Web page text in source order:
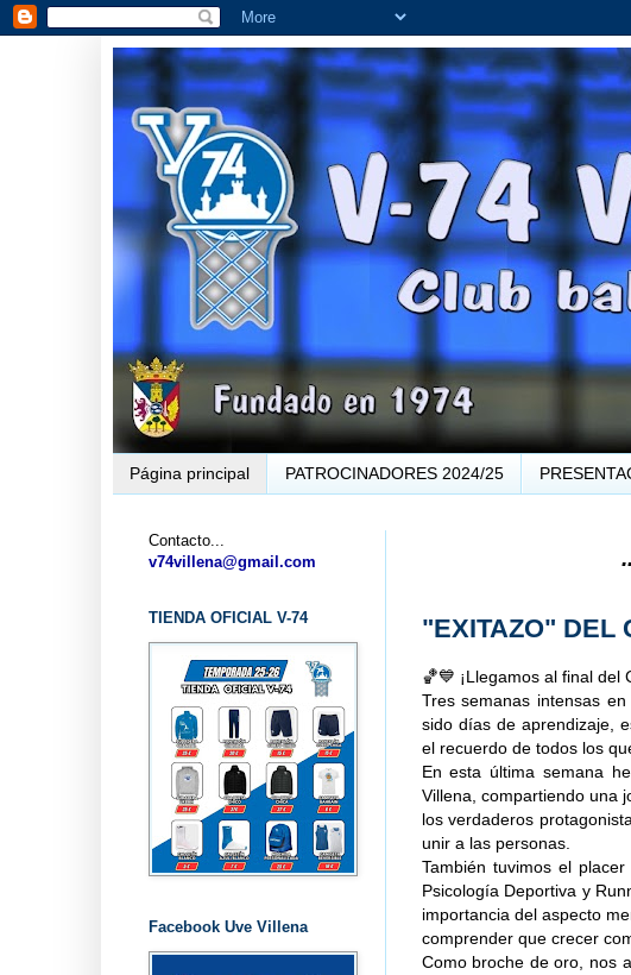
Página principal PATROCINADORES 2024/25
... CLUB
"EXITAZO" DEL
🏀💙 ¡Llegamos al final
Tres semanas intensas
sido días de aprendizaje,
el recuerdo de todos los
En esta última semana
Villena, compartiendo una
los verdaderos
unir a las personas.
También tuvimos el
Psicología Deportiva y
importancia del aspecto
comprender que crecer
Como broche de oro, nos
Contacto...
v74villena@gmail.com
TIENDA OFICIAL V-74
Facebook Uve Villena